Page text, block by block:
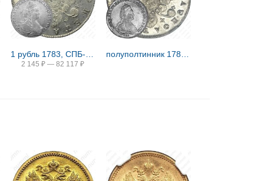
2 145 ₽ — 82 117 ₽